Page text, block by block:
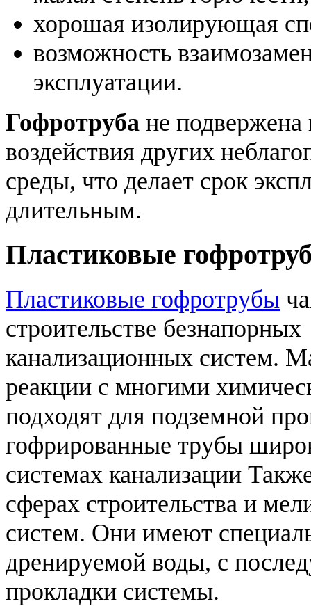
хорошая изолирующая
возможность
эксплуатации.
Гофротруба не
воздействия других
среды, что делает срок
длительным.
Пластиковые
Пластиковые гофротрубы
строительстве
канализационных систем.
реакции с многими
подходят для подземной
гофрированные трубы
системах канализации
сферах строительства и
систем. Они имеют
дренируемой воды, с
прокладки системы.